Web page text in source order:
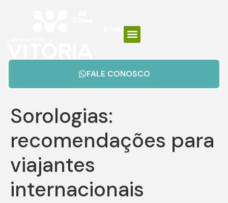
MENU
FALE CONOSCO
Sorologias:
recomendações para
viajantes
internacionais